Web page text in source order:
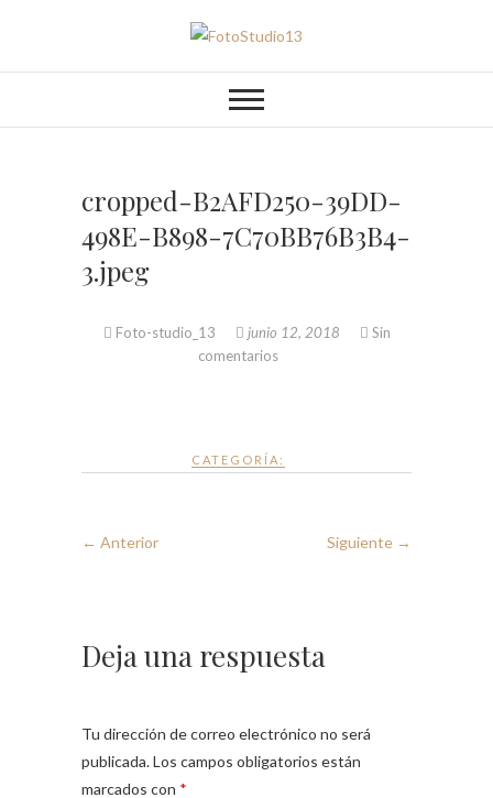
contenido
FotoStudio13
cropped-B2AFD250-39DD-
498E-B898-7C70BB76B3B4-
3.jpeg
Foto-studio_13 junio 12, 2018
Sin
comentarios
CATEGORÍA:
← Anterior Siguiente →
Deja una respuesta
Tu dirección de correo electrónico no será
publicada.Los campos obligatorios están
marcados con *